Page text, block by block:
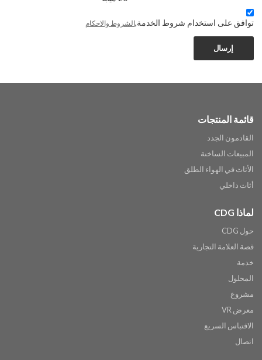
توافق على استخدام شروط الخدمة,الشروط والاحكام
إرسال
قائمة المنتجات
القادمون الجدد
المبيعات الساخنة
الأثاث في الهواء الطلق
أثاث داخلي
لماذا CDG
حول CDG
قصة العلامة التجارية
خدمة
المحلول
مشروع
معرض VR
الاقتباس السريع
اتصال